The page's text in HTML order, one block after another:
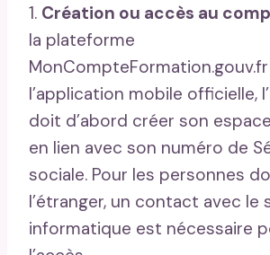
1. Création ou accès au
la plateforme
l’application mobile officielle,
doit d’abord créer son
en lien avec son numéro de
sociale. Pour les personnes
l’étranger, un contact avec le
informatique est nécessaire